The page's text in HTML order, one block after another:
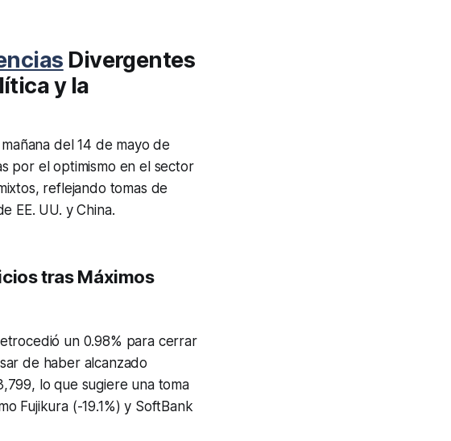
Divergentes
y la
del 14 de mayo de
por el optimismo en el sector
reflejando tomas de
EE. UU. y China.
tras Máximos
un 0.98% para cerrar
de haber alcanzado
lo que sugiere una toma
Fujikura (-19.1%) y SoftBank